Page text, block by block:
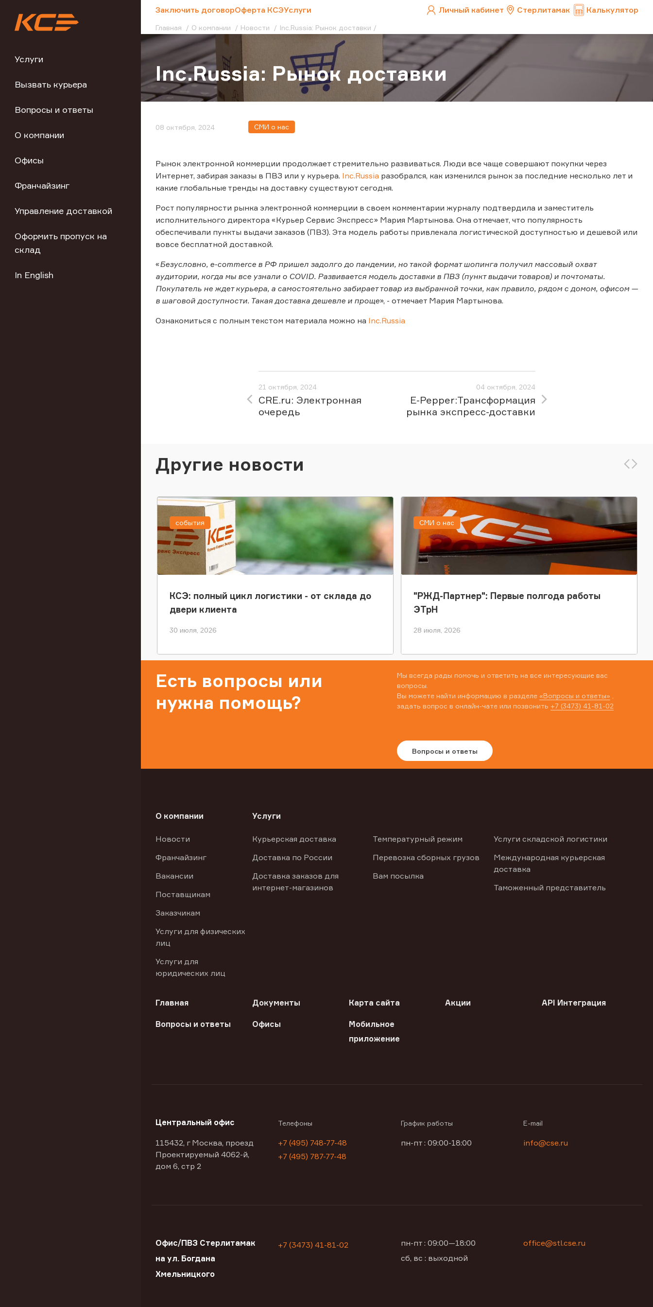
Услуги
Вызвать курьера
Вопросы и ответы
О компании
Офисы
Франчайзинг
Управление доставкой
Оформить пропуск на
склад
In English
Заключить договорОферта КСЭУслуги Личный кабинет Стерлитамак Калькулятор
Главная О компании Новости Inc.Russia: Рынок доставки
Inc.Russia: Рынок доставки
08 октября, 2024 СМИ о нас
Рынок электронной коммерции продолжает стремительно развиваться. Люди все чаще совершают покупки через
Интернет, забирая заказы в ПВЗ или у курьера. Inc.Russia разобрался, как изменился рынок за последние несколько лет и
какие глобальные тренды на доставку существуют сегодня.
Рост популярности рынка электронной коммерции в своем комментарии журналу подтвердила и заместитель
исполнительного директора «Курьер Сервис Экспресс» Мария Мартынова. Она отмечает, что популярность
обеспечивали пункты выдачи заказов (ПВЗ). Эта модель работы привлекала логистической доступностью и дешевой или
вовсе бесплатной доставкой.
«Безусловно, e-commerce в РФ пришел задолго до пандемии, но такой формат шопинга получил массовый охват
аудитории, когда мы все узнали о COVID. Развивается модель доставки в ПВЗ (пункт выдачи товаров) и почтоматы.
Покупатель не ждет курьера, а самостоятельно забирает товар из выбранной точки, как правило, рядом с домом, офисом —
в шаговой доступности. Такая доставка дешевле и проще», - отмечает Мария Мартынова.
Ознакомиться с полным текстом материала можно на Inc.Russia
21 октября, 2024
CRE.ru: Электронная
очередь
04 октября, 2024
E-Pepper:Трансформация
рынка экспресс-доставки
Другие новости
КСЭ: полный цикл логистики - от склада до
двери клиента
30 июля, 2026
события
"РЖД-Партнер": Первые полгода работы
ЭТрН
28 июля, 2026
СМИ о нас
Есть вопросы или
нужна помощь?
Мы всегда рады помочь и ответить на все интересующие вас
вопросы.
Вы можете найти информацию в разделе «Вопросы и ответы»
задать вопрос в онлайн-чате или позвонить +7 (3473) 41-81-02
Вопросы и ответы
О компании
Новости
Франчайзинг
Вакансии
Поставщикам
Заказчикам
Услуги для физических
лиц
Услуги для
юридических лиц
Услуги
Курьерская доставка
Доставка по России
Доставка заказов для
интернет-магазинов
Температурный режим
Перевозка сборных грузов
Вам посылка
Услуги складской логистики
Международная курьерская
доставка
Таможенный представитель
Главная Документы Карта сайта Акции API Интеграция
Вопросы и ответы Офисы
Мобильное
приложение
Центральный офис
115432, г Москва, проезд
Проектируемый 4062-й,
дом 6, стр 2
Телефоны
+7 (495) 748-77-48
+7 (495) 787-77-48
График работы
пн-пт : 09:00-18:00
E-mail
info@cse.ru
Офис/ПВЗ Стерлитамак
на ул. Богдана
Хмельницкого
+7 (3473) 41-81-02
пн-пт : 09:00—18:00
сб, вс : выходной
office@stl.cse.ru